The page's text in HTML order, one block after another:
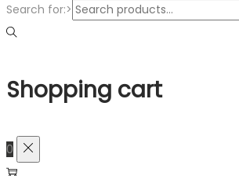
Search for:>
Shopping cart
0